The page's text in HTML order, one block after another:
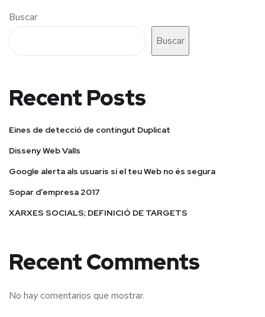
Buscar
Buscar
Recent Posts
Eines de detecció de contingut Duplicat
Disseny Web Valls
Google alerta als usuaris si el teu Web no és segura
Sopar d’empresa 2017
XARXES SOCIALS; DEFINICIÓ DE TARGETS
Recent Comments
No hay comentarios que mostrar.